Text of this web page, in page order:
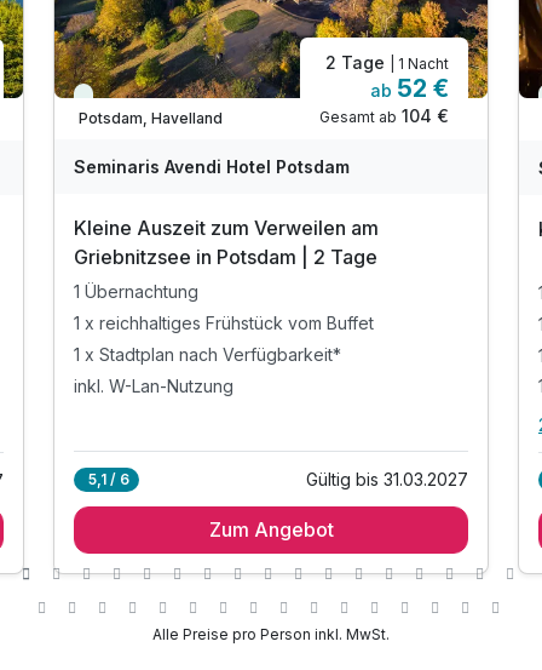
Viele Termine frei
Potsdam, Havelland
2 Tage | 1 Nacht
ab 52 €
Gesamt ab 104 €
Seminaris Avendi Hotel Potsdam
Kleine Auszeit zum Verweilen am
Griebnitzsee in Potsdam | 2 Tage
1 Übernachtung
1 x reichhaltiges Frühstück vom Buffet
1 x Stadtplan nach Verfügbarkeit*
inkl. W-Lan-Nutzung
5,1 / 6 Gültig bis 31.03.2027
Zum Angebot
Alle Preise pro Person inkl. MwSt.